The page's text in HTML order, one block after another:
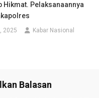
Hikmat. Pelaksanaannya
2025 Kabar Nasional
Balasan